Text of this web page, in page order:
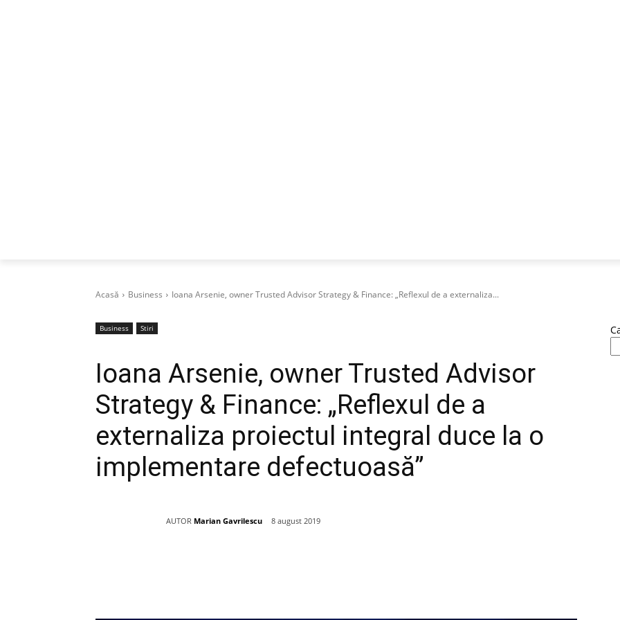
Acasă Business Ioana Arsenie, owner Trusted Advisor Strategy & Finance: „Reflexul de a externaliza...
Business Stiri
Ioana Arsenie, owner Trusted Advisor
Strategy & Finance: „Reflexul de a
externaliza proiectul integral duce la o
implementare defectuoasă”
AUTOR Marian Gavrilescu 8 august 2019